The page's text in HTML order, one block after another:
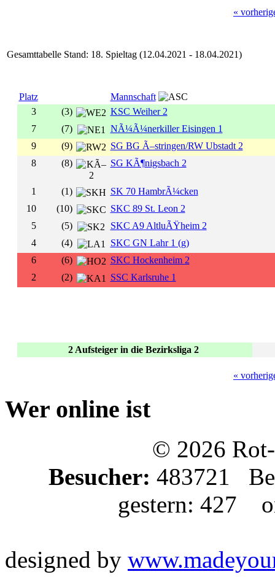
«
Gesamttabelle Stand: 18. Spieltag (12.04.2021 - 18.04.2021)
Platz
Mannschaft
3
(3)
KSC Weiher 2
7
(7)
NÃ¼Ã¼nerkiller Eisingen 1
9
(9)
SG BG Ã–stringen/RW Ubstadt 2
8
(8) SG KÃ¶nigsbach 2
1 (1)
SK 70 HambrÃ¼cken
10
(10)
SKC 89 St. Leon 2
5
(5)
SKC A9 AltluÃŸheim 2
4
(4)
SKC GN Lahr 1 (g)
6
(6)
SKC Hockenheim 2
2
(2) SSC Karlsruhe 1
2 Aufsteiger in die Bezirksliga 2
«
Wer online ist
© 2026
Besucher: 483721
gestern: 427
designed by